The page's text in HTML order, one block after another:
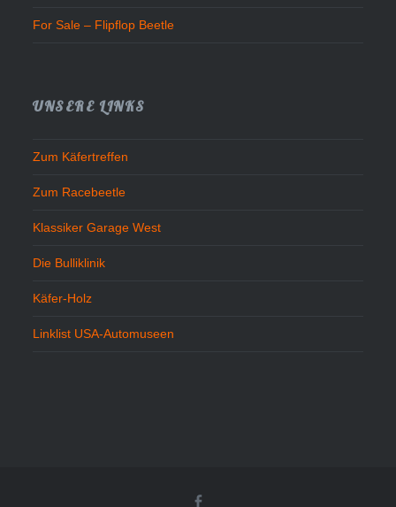
For Sale – Flipflop Beetle
UNSERE LINKS
Zum Käfertreffen
Zum Racebeetle
Klassiker Garage West
Die Bulliklinik
Käfer-Holz
Linklist USA-Automuseen